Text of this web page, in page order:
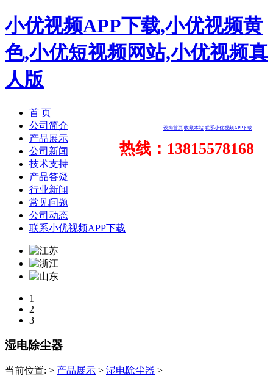
小优视频APP下载,小优视频黄
色,小优短视频网站,小优视频真
人版
设为首页 收藏本站 联系小优视频APP下载
热线：13815578168
首 页
公司简介
产品展示
公司新闻
技术支持
产品答疑
行业新闻
常见问题
公司动态
联系小优视频APP下载
1
2
3
湿电除尘器
当前位置: > 产品展示 > 湿电除尘器 >